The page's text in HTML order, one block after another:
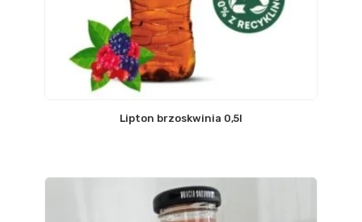
Lipton brzoskwinia 0,5l